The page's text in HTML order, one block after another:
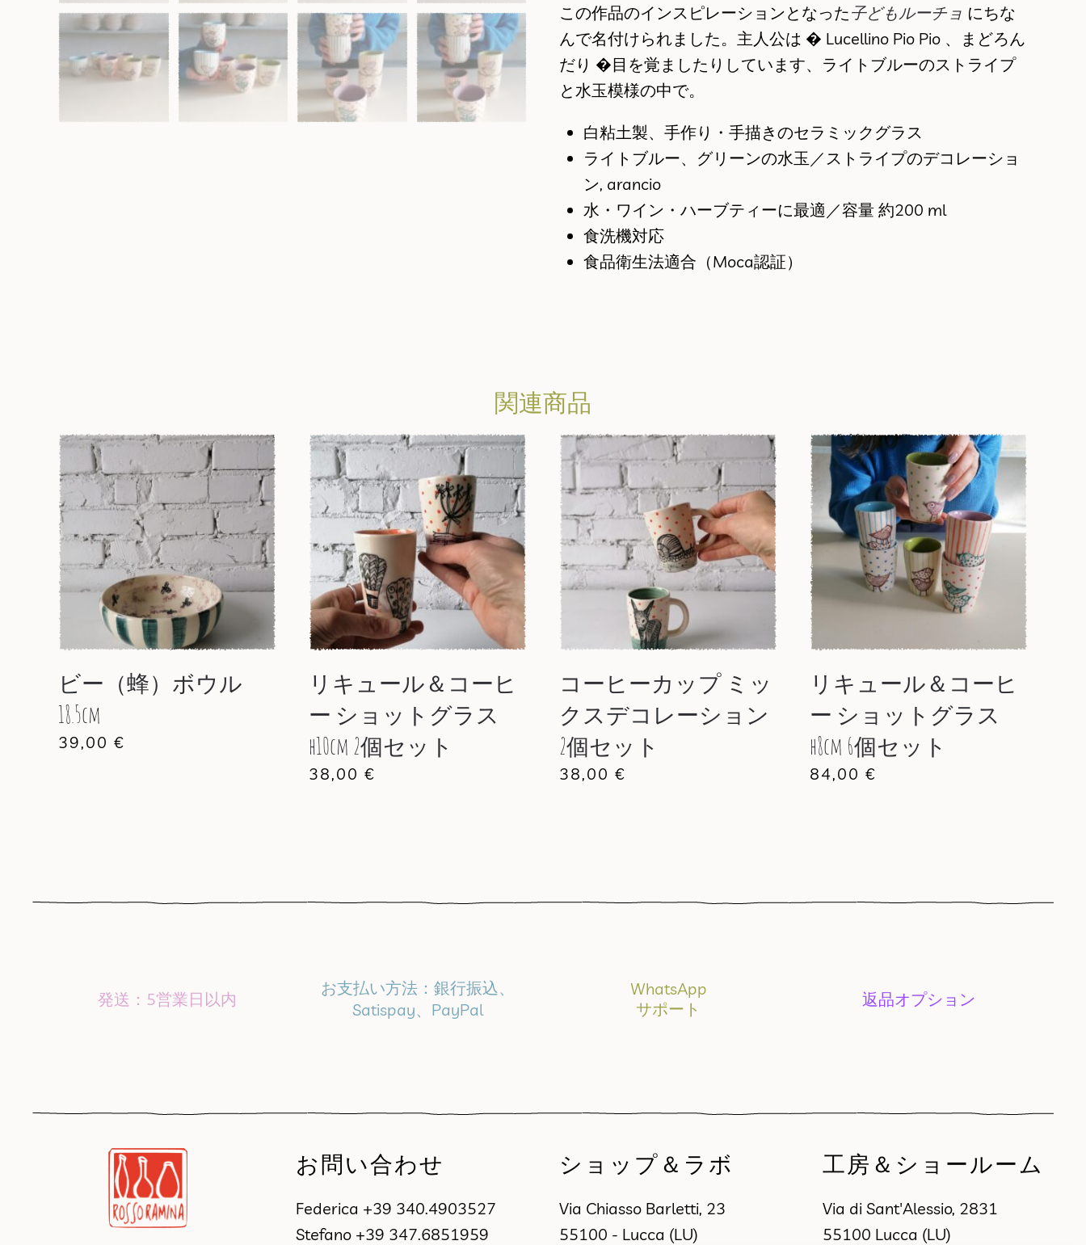
この作品のインスピレーションとなった子どもルーチョ にちな
んで名付けられました。主人公は � Lucellino Pio Pio 、まどろん
だり �目を覚ましたりしています、ライトブルーのストライプ
と水玉模様の中で。
白粘土製、手作り・手描きのセラミックグラス
ライトブルー、グリーンの水玉／ストライプのデコレーショ
ン, arancio
水・ワイン・ハーブティーに最適／容量 約200 ml
食洗機対応
食品衛生法適合（Moca認証）
関連商品
ビー（蜂）ボウル
18.5cm
39,00 €
リキュール＆コーヒ
ー ショットグラス
h10cm 2個セット
38,00 €
コーヒーカップ ミッ
クスデコレーション
2個セット
38,00 €
リキュール＆コーヒ
ー ショットグラス
h8cm 6個セット
84,00 €
発送：5営業日以内
お支払い方法：銀行振込、
Satispay、PayPal
WhatsApp
サポート
返品オプション
お問い合わせ
Federica +39 340.4903527
Stefano +39 347.6851959
ショップ＆ラボ
Via Chiasso Barletti, 23
55100 - Lucca (LU)
工房＆ショールーム
Via di Sant'Alessio, 2831
55100 Lucca (LU)